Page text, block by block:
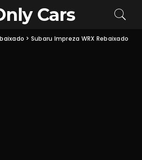
Cars
> Subaru Impreza WRX Rebaixado